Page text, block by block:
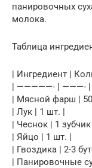
панировочных
молока.
Таблица
| Ингредиент |
| —————- | ———- |
| Мясной фарш |
| Лук | 1 шт. |
| Чеснок | 1 зубчик
| Яйцо | 1 шт. |
| Гвоздика | 2-3
| Панировочные